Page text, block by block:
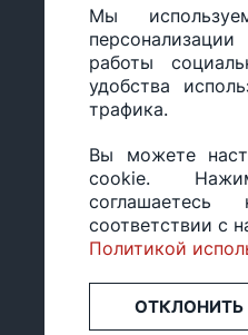
персональных
данных
Юридический адрес:
ул.Тимирязева 65Б,
Свидетельство о
14.03.2017.
Регистрация в
Заказы,
или праздники,
Мы
работы
удобства
трафика.
Вы можете
cookie.
соответствии с
Политикой
ОТКЛОНИТЬ